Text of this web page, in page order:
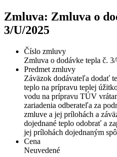
Zmluva: Zmluva o
3/U/2025
Číslo zmluvy
Zmluva o dodávke tepla č.
Predmet zmluvy
Záväzok dodávateľa dodať
teplo na prípravu teplej
vodu na prípravu TÚV
zariadenia odberateľa za
zmluve a jej prílohách a
dojednané teplo odobrať a
jej prílohách dojednaným
Cena
Neuvedené